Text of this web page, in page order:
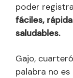
poder
fáciles,
saludables.
Gajo,
palabra no